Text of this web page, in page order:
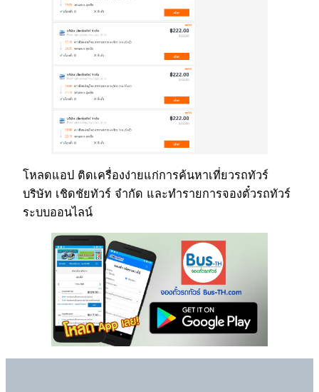
โหลดแอป ติดเครื่องง่ายแก่การค้นหาเที่ยวรถทัวร์
บริษัท เชิดชัยทัวร์ จำกัด และทำรายการจองตั๋วรถทัวร์
ระบบออนไลน์